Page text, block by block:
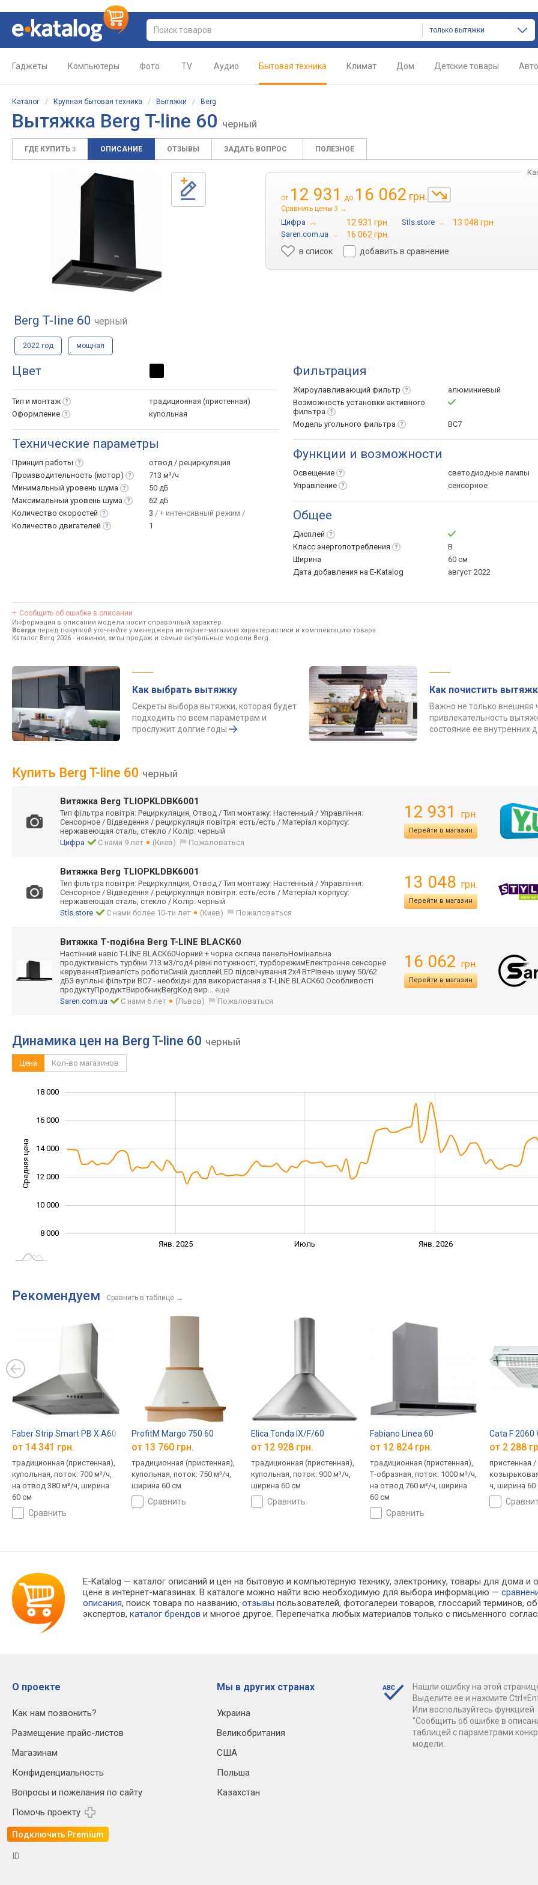
только вытяжки
Гаджеты Компьютеры Фото TV Аудио Бытовая техника Климат Дом Детские товары Авто
Каталог / Крупная бытовая техника / Вытяжки / Berg
Вытяжка Berg T-line 60 черный
ГДЕ КУПИТЬ 3 ОПИСАНИЕ ОТЗЫВЫ ЗАДАТЬ ВОПРОС ПОЛЕЗНОЕ
от 12 931 до 16 062 грн.
Сравнить цены 3 →
Цифра → 12 931 грн. Stls.store → 13 048 грн.
Saren.com.ua →
16 062 грн.
в список
добавить в сравнение
Berg T-line 60 черный
2022 год мощная
Цвет
Тип и монтаж
традиционная (пристенная)
Оформление
купольная
Технические параметры
Принцип работы
отвод / рециркуляция
Производительность (мотор)
713 м³/ч
Минимальный уровень шума
50 дБ
Максимальный уровень шума
62 дБ
Количество скоростей 3 / + интенсивный режим /
Количество двигателей 1
Фильтрация
Жироулавливающий фильтр
алюминиевый
Возможность установки активного
фильтра
Модель угольного фильтра BC7
Функции и возможности
Освещение
светодиодные лампы
Управление
сенсорное
Общее
Дисплей
Класс энергопотребления
B
Ширина
60 см
Дата добавления на E-Katalog
август 2022
Сообщить об ошибке в описании
Информация в описании модели носит справочный характер.
Всегда перед покупкой уточняйте у менеджера интернет-магазина характеристики и комплектацию товара
Каталог Berg 2026 - новинки, хиты продаж и самые актуальные модели Berg.
Как выбрать вытяжку
Секреты выбора вытяжки, которая будет
подходить по всем параметрам и
прослужит долгие годы
Как почистить
Важно не только внешняя
привлекательность
состояние ее внутренних
Купить Berg T-line 60 черный
Витяжка Berg TLIOPKLDBK6001
Тип фільтра повітря: Рециркуляция, Отвод / Тип монтажу: Настенный / Управління:
Сенсорное / Відведення / рециркуляція повітря: есть/есть / Матеріал корпусу:
нержавеющая cталь, cтекло / Колір: черный
Цифра
С нами 9 лет (Киев) Пожаловаться
12 931 грн.
Перейти в магазин
Витяжка Berg TLIOPKLDBK6001
Тип фільтра повітря: Рециркуляция, Отвод / Тип монтажу: Настенный / Управління:
Сенсорное / Відведення / рециркуляція повітря: есть/есть / Матеріал корпусу:
нержавеющая cталь, cтекло / Колір: черный
Stls.store
С нами более 10-ти лет (Киев) Пожаловаться
13 048 грн.
Перейти в магазин
Витяжка Т-подібна Berg T-LINE BLACK60
Настінний навіс T-LINE BLACK60Чорний + чорна скляна панельНомінальна
продуктивність турбіни 713 м3/год4 рівні потужності, турборежимЕлектронне сенсорне
керуванняТривалість роботиСиній дисплейLED підсвічування 2х4 ВтРівень шуму 50/62
дБ3 вугільні фільтри BC7 - необхідні для використання з T-LINE BLACK60.Особливості
продуктуПродуктВиробникBergКод вир... еще
Saren.com.ua
С нами 6 лет (Львов) Пожаловаться
16 062 грн.
Перейти в магазин
Динамика цен на Berg T-line 60 черный
Цена Кол-во магазинов
Средняя цена
8 000
10 000
12 000
14 000
16 000
18 000
Янв. 2025 Июль Янв. 2026
Рекомендуем Сравнить в таблице →
Faber Strip Smart PB X A60
от 14 341 грн.
традиционная (пристенная),
купольная, поток: 700 м³/ч,
на отвод 380 м³/ч, ширина
60 см
сравнить
ProfitM Margo 750 60
от 13 760 грн.
традиционная (пристенная),
купольная, поток: 750 м³/ч,
ширина 60 см
сравнить
Elica Tonda IX/F/60
от 12 928 грн.
традиционная (пристенная),
купольная, поток: 900 м³/ч,
ширина 60 см
сравнить
Fabiano Linea 60
от 12 824 грн.
традиционная (пристенная),
Т-образная, поток: 1000 м³/ч,
на отвод 760 м³/ч, ширина
60 см
сравнить
Cata F 2060
от 2 288
пристенная
ч, ширина 60
E-Katalog — каталог описаний и цен на бытовую и компьютерную технику, электронику, товары для дома
цене в интернет-магазинах. В каталоге можно найти всю необходимую для выбора информацию —
описания, поиск товара по названию,отзывы пользователей, фотогалереи товаров, глоссарий терминов,
экспертов,каталог брендов и многое другое. Перепечатка любых материалов только с письменного
О проекте
Как нам позвонить?
Размещение прайс-листов
Магазинам
Конфиденциальность
Вопросы и пожелания по сайту
Помочь проекту
Подключить Premium
Мы в других странах
Украина
Великобритания
США
Польша
Казахстан
Нашли ошибку на этой
Выделите ее и нажмите
Или воспользуйтесь функцией
"Сообщить об ошибке в
таблицей с параметрами
модели.
ID